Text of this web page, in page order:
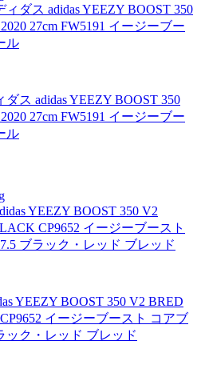
ス adidas YEEZY BOOST 350
27cm FW5191 イージーブー
ル
YEEZY BOOST 350 V2 BRED
イージーブースト コアブ
ック・レッド ブレッド